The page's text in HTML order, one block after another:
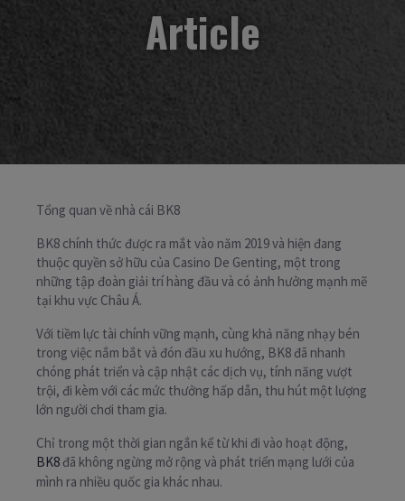
Article
Tổng quan về nhà cái BK8
BK8 chính thức được ra mắt vào năm 2019 và hiện đang
thuộc quyền sở hữu của Casino De Genting, một trong
những tập đoàn giải trí hàng đầu và có ảnh hưởng mạnh mẽ
tại khu vực Châu Á.
Với tiềm lực tài chính vững mạnh, cùng khả năng nhạy bén
trong việc nắm bắt và đón đầu xu hướng, BK8 đã nhanh
chóng phát triển và cập nhật các dịch vụ, tính năng vượt
trội, đi kèm với các mức thưởng hấp dẫn, thu hút một lượng
lớn người chơi tham gia.
Chỉ trong một thời gian ngắn kể từ khi đi vào hoạt động,
BK8 đã không ngừng mở rộng và phát triển mạng lưới của
mình ra nhiều quốc gia khác nhau.